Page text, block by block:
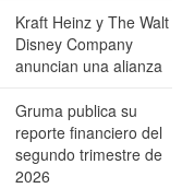
Kraft Heinz y The Walt
Disney Company
anuncian una alianza
Gruma publica su
reporte financiero del
segundo trimestre de
2026